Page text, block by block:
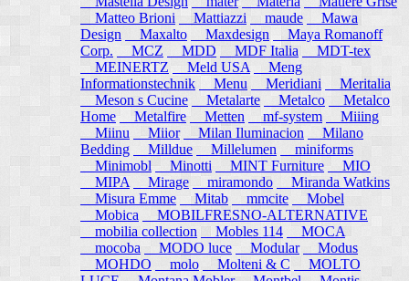
Matteo Brioni
Mattiazzi maude
Mawa
Design
Maxalto Maxdesign
Maya Romanoff
Corp.
MCZ MDD MDF Italia
MDT-tex
MEINERTZ
Meld USA
Meng
Informationstechnik
Menu Meridiani
Meritalia
Meson s Cucine
Metalarte Metalco
Metalco
Home Metalfire Metten mf-system
Miiing
Miinu
Miior Milan Iluminacion
Milano
Bedding
Milldue Millelumen
miniforms
Minimobl Minotti MINT Furniture
MIO
MIPA
Mirage miramondo
Miranda Watkins
Misura Emme
Mitab mmcite
Mobel
Mobica
MOBILFRESNO-ALTERNATIVE
mobilia collection
Mobles 114
MOCA
mocoba
MODO luce Modular
Modus
MOHDO
molo Molteni & C
MOLTO